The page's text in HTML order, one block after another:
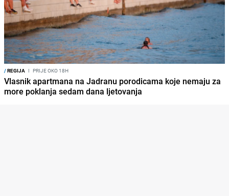
/REGIJA I PRIJE OKO 18H
Vlasnik apartmana na Jadranu porodicama koje nemaju za
more poklanja sedam dana ljetovanja